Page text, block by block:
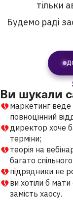
тільки
Будемо раді
Ви шукали
маркетинг
повноцінний
директор хоче
терміни;
теорія на
багато
підрядники не
ви хотіли б
замість хаосу.